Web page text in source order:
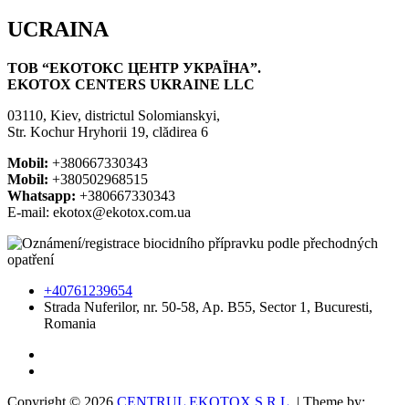
UCRAINA
ТОВ “ЕКОТОКС ЦЕНТР УКРАЇНА”.
EKOTOX CENTERS UKRAINE LLC
03110, Kiev, districtul Solomianskyi,
Str. Kochur Hryhorii 19, clădirea 6
Mobil: +380667330343
Mobil: +380502968515
Whatsapp: +380667330343
E-mail: ekotox@ekotox.com.ua
+40761239654
Strada Nuferilor, nr. 50-58, Ap. B55, Sector 1, Bucuresti,
Romania